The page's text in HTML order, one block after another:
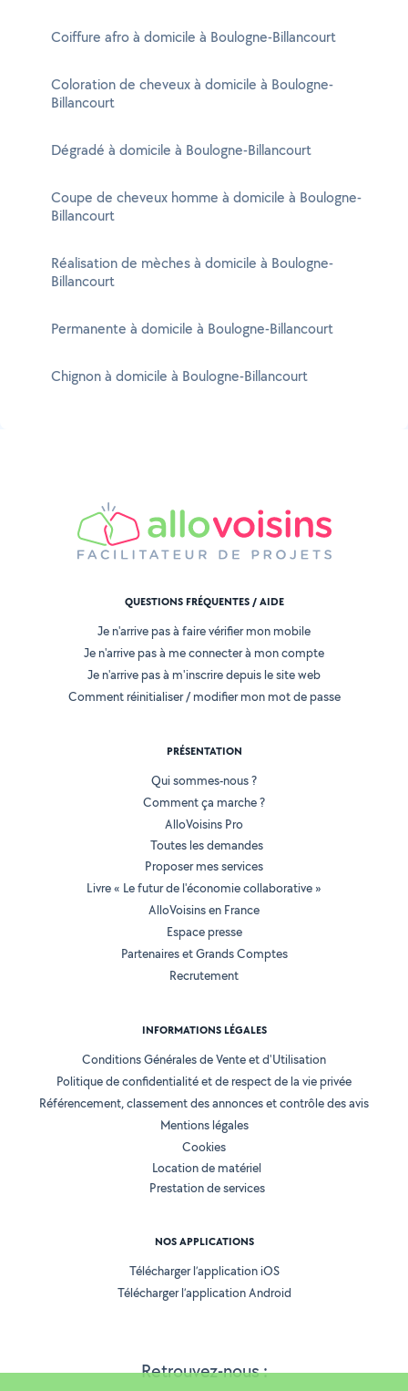
Coiffure afro à domicile à Boulogne-Billancourt
Coloration de cheveux à domicile à Boulogne-
Billancourt
Dégradé à domicile à Boulogne-Billancourt
Coupe de cheveux homme à domicile à Boulogne-
Billancourt
Réalisation de mèches à domicile à Boulogne-
Billancourt
Permanente à domicile à Boulogne-Billancourt
Chignon à domicile à Boulogne-Billancourt
Retrouvez-nous :
QUESTIONS FRÉQUENTES / AIDE
Je n'arrive pas à faire vérifier mon mobile
Je n'arrive pas à me connecter à mon compte
Je n'arrive pas à m'inscrire depuis le site web
Comment réinitialiser / modifier mon mot de passe
PRÉSENTATION
Qui sommes-nous ?
Comment ça marche ?
AlloVoisins Pro
Toutes les demandes
Proposer mes services
Livre « Le futur de l'économie collaborative »
AlloVoisins en France
Espace presse
Partenaires et Grands Comptes
Recrutement
INFORMATIONS LÉGALES
Conditions Générales de Vente et d'Utilisation
Politique de confidentialité et de respect de la vie privée
Référencement, classement des annonces et contrôle des avis
Mentions légales
Cookies
Location de matériel
Prestation de services
NOS APPLICATIONS
Télécharger l’application iOS
Télécharger l’application Android